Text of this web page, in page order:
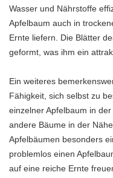
Wasser und Nährstoffe
Apfelbaum auch in
Ernte liefern. Die Blätter
geformt, was ihm ein
Ein weiteres
Fähigkeit, sich selbst zu
einzelner Apfelbaum in
andere Bäume in der
Apfelbäumen besonders
problemlos einen
auf eine reiche Ernte